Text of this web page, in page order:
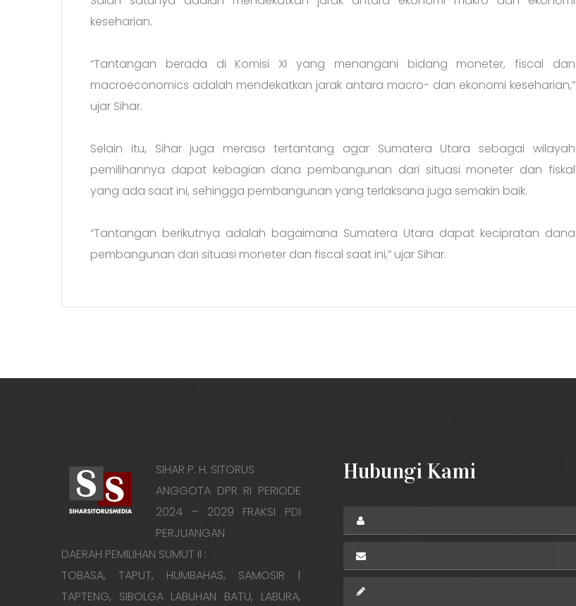
keseharian.
“Tantangan berada di Komisi XI yang menangani bidang moneter, fiscal dan
macroeconomics adalah mendekatkan jarak antara macro- dan ekonomi keseharian,”
ujar Sihar.
Selain itu, Sihar juga merasa tertantang agar Sumatera Utara sebagai wilayah
pemilihannya dapat kebagian dana pembangunan dari situasi moneter dan fiskal
yang ada saat ini, sehingga pembangunan yang terlaksana juga semakin baik.
“Tantangan berikutnya adalah bagaimana Sumatera Utara dapat kecipratan dana
pembangunan dari situasi moneter dan fiscal saat ini,” ujar Sihar.
SIHAR P. H. SITORUS
ANGGOTA DPR RI PERIODE
2024 – 2029 FRAKSI PDI
PERJUANGAN
DAERAH PEMILIHAN SUMUT II :
TOBASA, TAPUT, HUMBAHAS, SAMOSIR |
TAPTENG, SIBOLGA LABUHAN BATU, LABURA,
Hubungi Kami